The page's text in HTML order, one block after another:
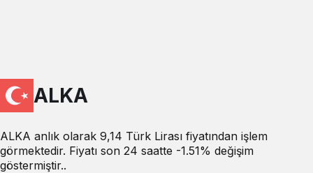
ALKA
ALKA anlık olarak 9,14 Türk Lirası fiyatından işlem
görmektedir. Fiyatı son 24 saatte -1.51% değişim
göstermiştir..